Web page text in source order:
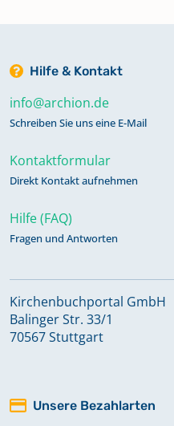
Hilfe & Kontakt
info@archion.de
Schreiben Sie uns eine E-Mail
Kontaktformular
Direkt Kontakt aufnehmen
Hilfe (FAQ)
Fragen und Antworten
Kirchenbuchportal GmbH
Balinger Str. 33/1
70567 Stuttgart
Unsere Bezahlarten